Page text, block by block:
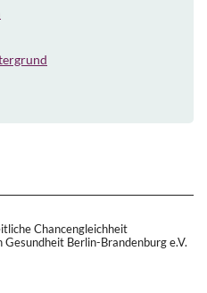
Chancengleichheit
Berlin-Brandenburg e.V.